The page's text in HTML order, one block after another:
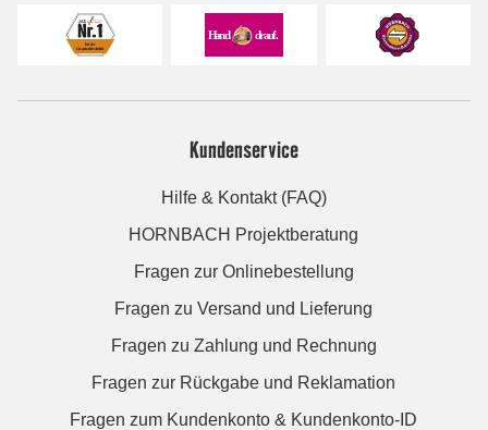
Kundenservice
Hilfe & Kontakt (FAQ)
HORNBACH Projektberatung
Fragen zur Onlinebestellung
Fragen zu Versand und Lieferung
Fragen zu Zahlung und Rechnung
Fragen zur Rückgabe und Reklamation
Fragen zum Kundenkonto & Kundenkonto-ID